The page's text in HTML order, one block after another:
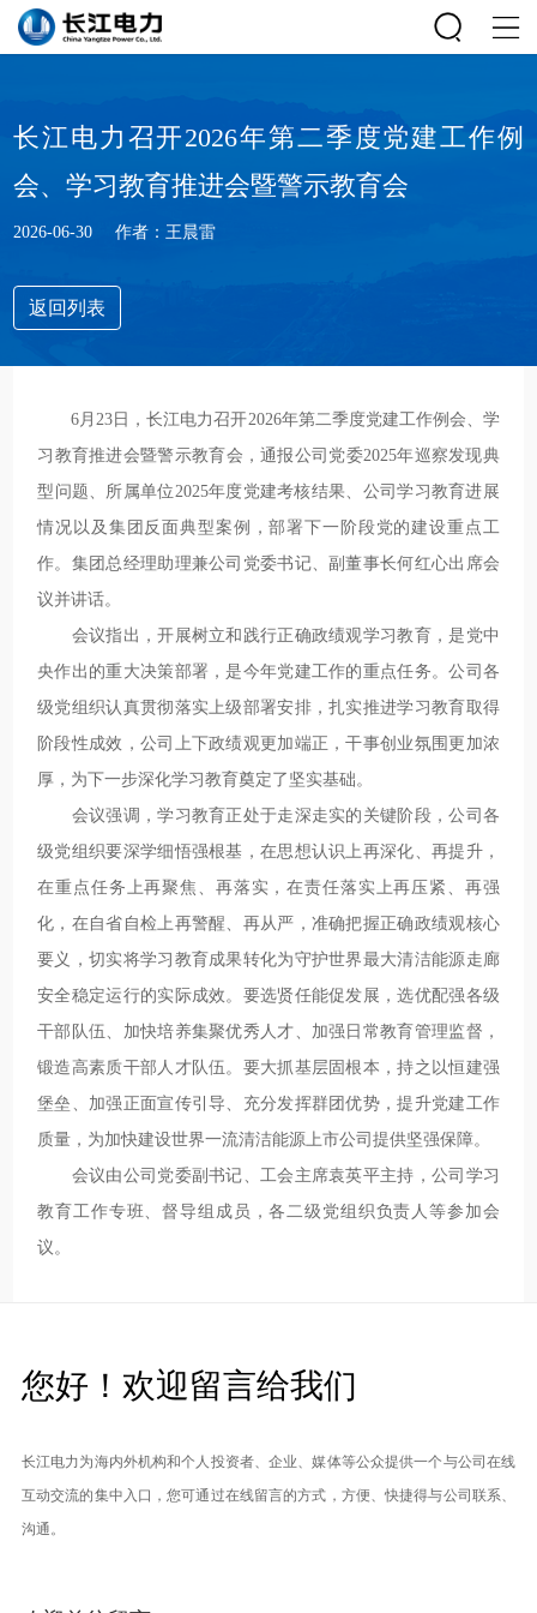
长江电力召开2026年第二季度党建工作例
会、学习教育推进会暨警示教育会
2026-06-30 作者：王晨雷
返回列表
6月23日，长江电力召开2026年第二季度党建工作例会、学
习教育推进会暨警示教育会，通报公司党委2025年巡察发现典
型问题、所属单位2025年度党建考核结果、公司学习教育进展
情况以及集团反面典型案例，部署下一阶段党的建设重点工
作。集团总经理助理兼公司党委书记、副董事长何红心出席会
议并讲话。
会议指出，开展树立和践行正确政绩观学习教育，是党中
央作出的重大决策部署，是今年党建工作的重点任务。公司各
级党组织认真贯彻落实上级部署安排，扎实推进学习教育取得
阶段性成效，公司上下政绩观更加端正，干事创业氛围更加浓
厚，为下一步深化学习教育奠定了坚实基础。
会议强调，学习教育正处于走深走实的关键阶段，公司各
级党组织要深学细悟强根基，在思想认识上再深化、再提升，
在重点任务上再聚焦、再落实，在责任落实上再压紧、再强
化，在自省自检上再警醒、再从严，准确把握正确政绩观核心
要义，切实将学习教育成果转化为守护世界最大清洁能源走廊
安全稳定运行的实际成效。要选贤任能促发展，选优配强各级
干部队伍、加快培养集聚优秀人才、加强日常教育管理监督，
锻造高素质干部人才队伍。要大抓基层固根本，持之以恒建强
堡垒、加强正面宣传引导、充分发挥群团优势，提升党建工作
质量，为加快建设世界一流清洁能源上市公司提供坚强保障。
会议由公司党委副书记、工会主席袁英平主持，公司学习
教育工作专班、督导组成员，各二级党组织负责人等参加会
议。
您好！欢迎留言给我们
长江电力为海内外机构和个人投资者、企业、媒体等公众提供一个与公司在线
互动交流的集中入口，您可通过在线留言的方式，方便、快捷得与公司联系、
沟通。